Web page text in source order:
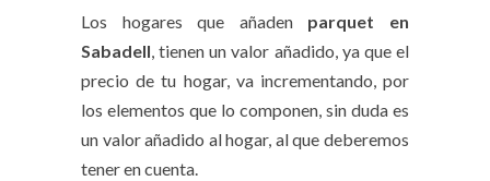
Los hogares que añaden parquet en
Sabadell, tienen un valor añadido, ya que el
precio de tu hogar, va incrementando, por
los elementos que lo componen, sin duda es
un valor añadido al hogar, al que deberemos
tener en cuenta.